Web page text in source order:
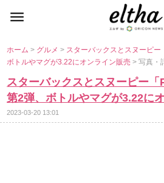
ホーム> グルメ> スターバックスとスヌーピー
ボトルやマグが3.22にオンライン販売> 写真・
スターバックスとスヌーピー
第2弾、ボトルやマグが3.22に
2023-03-20 13:01